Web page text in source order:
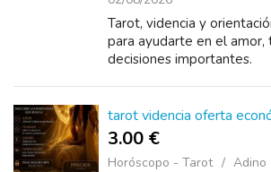
Tarot, videncia y
para ayudarte en el amor,
decisiones importantes.
tarot videncia oferta
3.00 €
Horóscopo - Tarot
Adino